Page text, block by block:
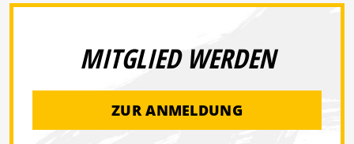
MITGLIED WERDEN
ZUR ANMELDUNG